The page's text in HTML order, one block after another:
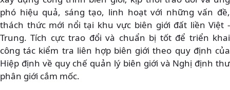
phó hiệu quả, sáng tạo, linh hoạt với những vấn đề,
thách thức mới nổi tại khu vực biên giới đất liền Việt -
Trung. Tích cực trao đổi và chuẩn bị tốt để triển khai
công tác kiểm tra liên hợp biên giới theo quy định của
Hiệp định về quy chế quản lý biên giới và Nghị định thư
phân giới cắm mốc.